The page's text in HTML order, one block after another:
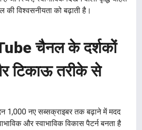
की विश्वसनीयता को बढ़ाती है।
चैनल के दर्शकों
टिकाऊ तरीके से
1,000 नए सब्सक्राइबर तक बढ़ाने में मदद
और स्वाभाविक विकास पैटर्न बनता है